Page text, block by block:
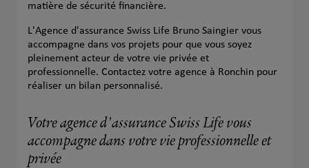
matière de sécurité financière.
L'Agence d'assurance Swiss Life Bruno Saingier vous
accompagne dans vos projets pour que vous soyez
pleinement acteur de votre vie privée et
professionnelle. Contactez votre agence à Ronchin pour
réaliser un bilan personnalisé.
Votre agence d'assurance Swiss Life vous
accompagne dans votre vie professionnelle et
privée